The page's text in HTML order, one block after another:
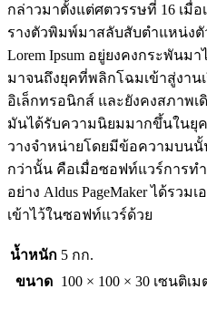
กล่าวมาตั้งแต่ศตวรรษที่ 16 เมื่
รางตัวพิมพ์มาสลับสับตำแหน่ง
Lorem Ipsum อยู่ยงคงกระพันม
มาจนถึงยุคที่พลิกโฉมเข้าสู่งาน
อิเล็กทรอนิกส์ และยังคงสภาพเ
มันได้รับความนิยมมากขึ้นในยุค
วางจำหน่ายโดยมีข้อความบนนั้
กว่านั้น คือเมื่อซอฟท์แวร์การทำ
อย่าง Aldus PageMaker ได้รวม
เข้าไว้ในซอฟท์แวร์ด้วย
น้ำหนัก 5 กก.
ขนาด
100 × 100 × 30 เซนติเม